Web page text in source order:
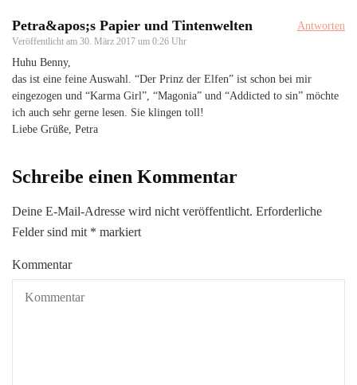
Petra&apos;s Papier und Tintenwelten
Veröffentlicht am 30. März 2017 um 0:26 Uhr
Antworten
Huhu Benny,
das ist eine feine Auswahl. “Der Prinz der Elfen” ist schon bei mir
eingezogen und “Karma Girl”, “Magonia” und “Addicted to sin” möchte
ich auch sehr gerne lesen. Sie klingen toll!
Liebe Grüße, Petra
Schreibe einen Kommentar
Deine E-Mail-Adresse wird nicht veröffentlicht. Erforderliche
Felder sind mit * markiert
Kommentar